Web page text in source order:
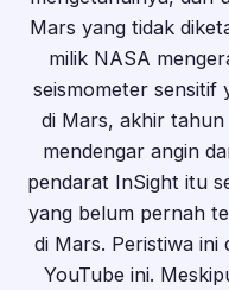
Mars yang tidak
milik NASA
seismometer sensitif
di Mars, akhir
mendengar angin
pendarat InSight itu
yang belum pernah
di Mars. Peristiwa ini
YouTube ini.